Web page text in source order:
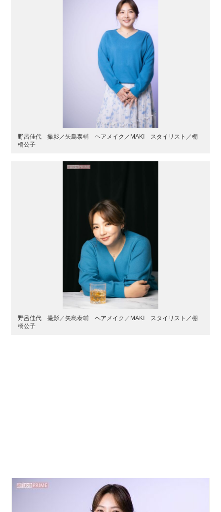
野呂佳代 撮影／矢島泰輔 ヘアメイク／MAKI スタイリスト／棚
橋公子
野呂佳代 撮影／矢島泰輔 ヘアメイク／MAKI スタイリスト／棚
橋公子